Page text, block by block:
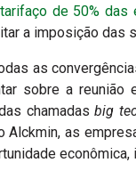
tarifaço de 50% das
a imposição das
as
sobre a
chamadasbig
Alckmin, as